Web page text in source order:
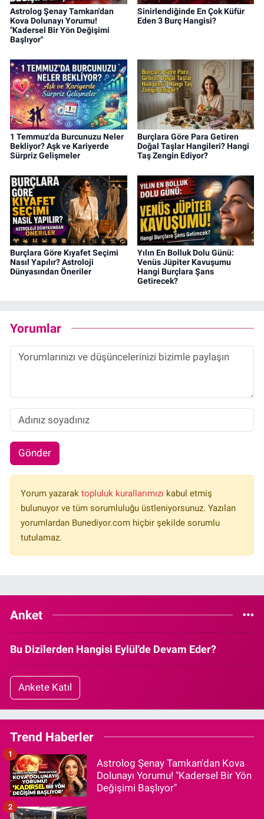
Astrolog Şenay Tamkan'dan
Kova Dolunayı Yorumu!
"Kadersel Bir Yön Değişimi
Başlıyor"
Sinirlendiğinde En Çok Küfür
Eden 3 Burç Hangisi?
1 Temmuz'da Burcunuzu Neler
Bekliyor? Aşk ve Kariyerde
Sürpriz Gelişmeler
Burçlara Göre Para Getiren
Doğal Taşlar Hangileri? Hangi
Taş Zengin Ediyor?
Burçlara Göre Kıyafet Seçimi
Nasıl Yapılır? Astroloji
Dünyasından Öneriler
Yılın En Bolluk Dolu Günü:
Venüs Jüpiter Kavuşumu
Hangi Burçlara Şans
Getirecek?
Yorumlar
Gönder
Yorum yazarak topluluk kurallarımızı kabul etmiş
bulunuyor ve tüm sorumluluğu üstleniyorsunuz. Yazılan
yorumlardan Bunediyor.com hiçbir şekilde sorumlu
tutulamaz.
Anket
Bu Dizilerden Hangisi Eylül'de Devam Eder?
Ankete Katıl
Trend Haberler
Astrolog Şenay Tamkan'dan Kova
Dolunayı Yorumu! "Kadersel Bir Yön
Değişimi Başlıyor"
1
2